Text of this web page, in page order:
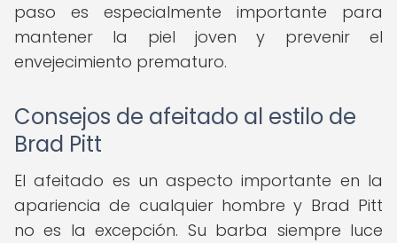
paso es especialmente importante para
mantener la piel joven y prevenir el
envejecimiento prematuro.
Consejos de afeitado al estilo de
Brad Pitt
El afeitado es un aspecto importante en la
apariencia de cualquier hombre y Brad Pitt
no es la excepción. Su barba siempre luce